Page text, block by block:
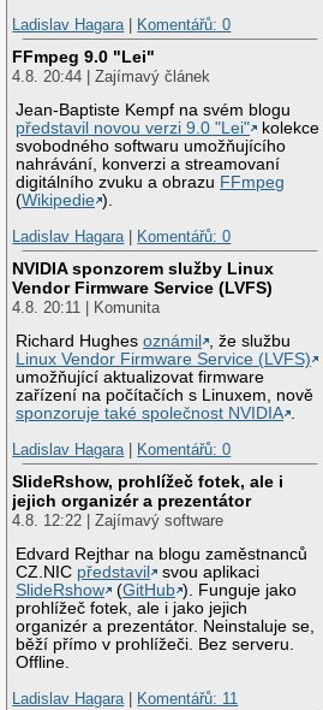
Ladislav Hagara| Komentářů: 0
FFmpeg 9.0 "Lei"
4.8. 20:44 | Zajímavý článek
Jean-Baptiste Kempf na svém blogu
představil novou verzi 9.0 "Lei"
kolekce
svobodného softwaru umožňujícího
nahrávání, konverzi a streamovaní
digitálního zvuku a obrazu FFmpeg
(Wikipedie ).
Ladislav Hagara| Komentářů: 0
NVIDIA sponzorem služby Linux
Vendor Firmware Service (LVFS)
4.8. 20:11 | Komunita
Richard Hughesoznámil
, že službu
Linux Vendor Firmware Service (LVFS)
umožňující aktualizovat firmware
zařízení na počítačích s Linuxem, nově
sponzoruje také společnost NVIDIA .
Ladislav Hagara| Komentářů: 0
SlideRshow, prohlížeč fotek, ale i
jejich organizér a prezentátor
4.8. 12:22 | Zajímavý software
Edvard Rejthar na blogu zaměstnanců
CZ.NIC představil
svou aplikaci
SlideRshow
(GitHub ). Funguje jako
prohlížeč fotek, ale i jako jejich
organizér a prezentátor. Neinstaluje se,
běží přímo v prohlížeči. Bez serveru.
Offline.
Ladislav Hagara| Komentářů: 11